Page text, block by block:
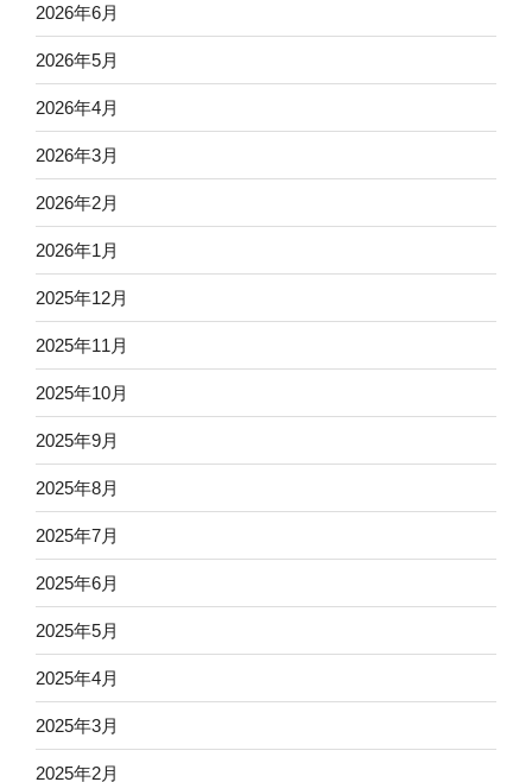
2026年6月
2026年5月
2026年4月
2026年3月
2026年2月
2026年1月
2025年12月
2025年11月
2025年10月
2025年9月
2025年8月
2025年7月
2025年6月
2025年5月
2025年4月
2025年3月
2025年2月